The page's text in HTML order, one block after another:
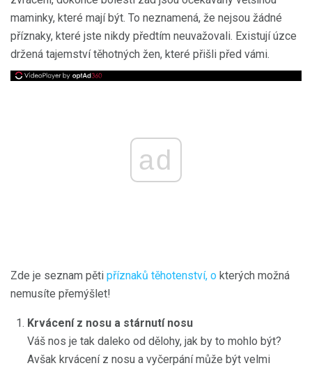
maminky, které mají být. To neznamená, že nejsou žádné
příznaky, které jste nikdy předtím neuvažovali. Existují úzce
držená tajemství těhotných žen, které přišli před vámi.
ad
Zde je seznam pěti příznaků těhotenství, o kterých možná
nemusíte přemýšlet!
Krvácení z nosu a stárnutí nosu
Váš nos je tak daleko od dělohy, jak by to mohlo být?
Avšak krvácení z nosu a vyčerpání může být velmi